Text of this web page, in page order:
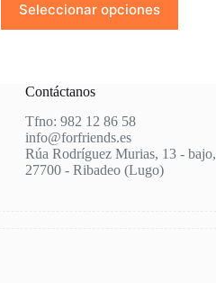
Seleccionar opciones
producto
tiene
opciones
pueden
elegir
Contáctanos
Tfno: 982 12 86 58
info@forfriends.es
Rúa Rodríguez Murias, 13 - bajo,
27700 - Ribadeo (Lugo)